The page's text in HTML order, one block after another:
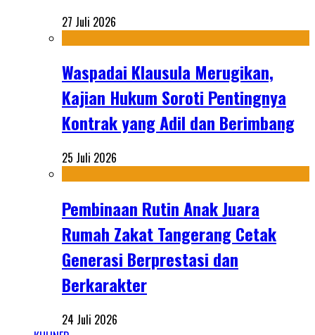
27 Juli 2026
Waspadai Klausula Merugikan,
Kajian Hukum Soroti Pentingnya
Kontrak yang Adil dan Berimbang
25 Juli 2026
Pembinaan Rutin Anak Juara
Rumah Zakat Tangerang Cetak
Generasi Berprestasi dan
Berkarakter
24 Juli 2026